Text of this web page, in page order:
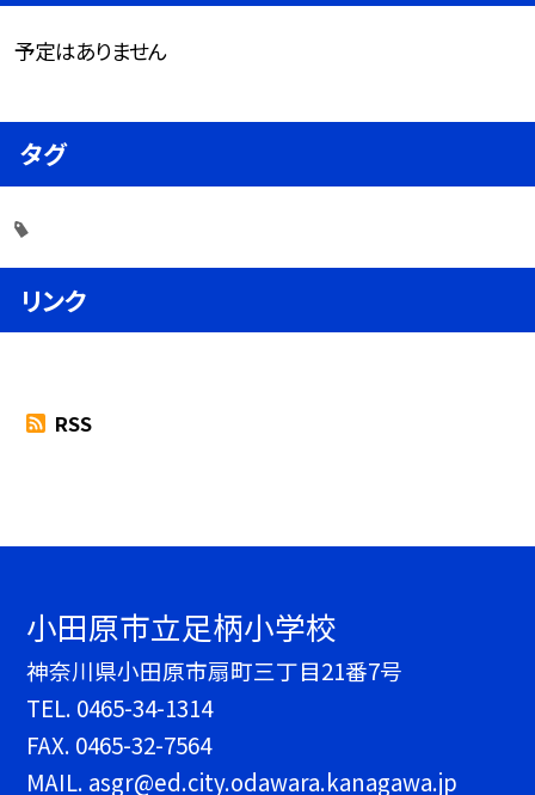
予定はありません
タグ
リンク
RSS
小田原市立足柄小学校
神奈川県小田原市扇町三丁目21番7号
TEL. 0465-34-1314
FAX. 0465-32-7564
MAIL. asgr@ed.city.odawara.kanagawa.jp